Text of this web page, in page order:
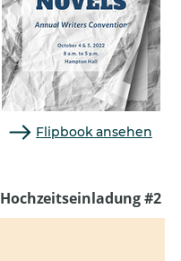
Flipbook ansehen
Hochzeitseinladung #2